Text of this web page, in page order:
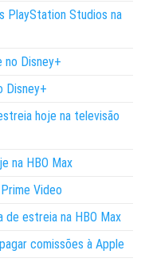
PlayStation Studios na
no Disney+
Disney+
hoje na televisão
na HBO Max
Video
de estreia na HBO Max
comissões à Apple